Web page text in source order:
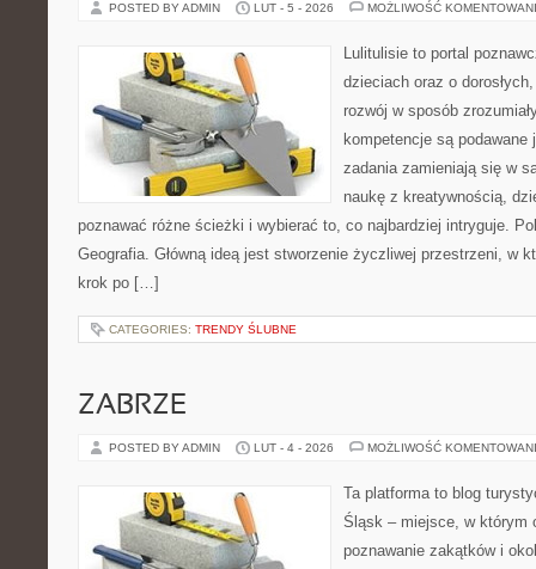
POSTED BY ADMIN LUT - 5 - 2026 MOŻLIWOŚĆ
Lulitulisie to portal
dzieciach oraz o
rozwój w sposób
kompetencje są podawane
zadania zamieniają się w
naukę z kreatywnością,
poznawać różne ścieżki i wybierać to, co najbardziej intryguje.
Geografia. Główną ideą jest stworzenie życzliwej przestrzeni, w
krok po […]
CATEGORIES: TRENDY ŚLUBNE
ZABRZE
POSTED BY ADMIN LUT - 4 - 2026 MOŻLIWOŚĆ
Ta platforma to blog
Śląsk – miejsce, w którym
poznawanie zakątków i